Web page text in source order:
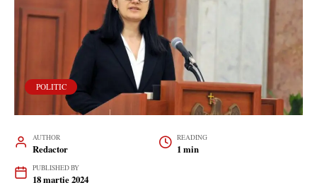
POLITIC
AUTHOR
Redactor
READING
1 min
PUBLISHED BY
18 martie 2024